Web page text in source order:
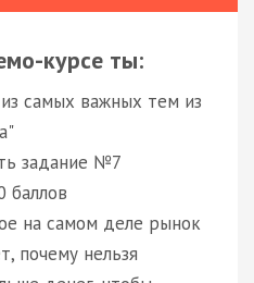
курсе ты:
самых важных тем из
задание №7
баллов
на самом деле рынок
почему нельзя